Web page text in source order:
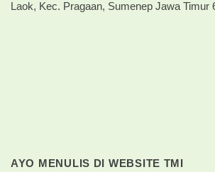
Laok, Kec. Pragaan, Sumenep Jawa Timur
AYO MENULIS DI WEBSITE TMI